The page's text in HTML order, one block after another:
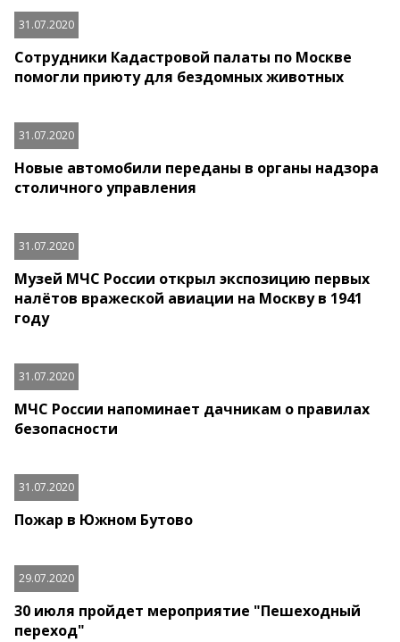
31.07.2020
Сотрудники Кадастровой палаты по Москве
помогли приюту для бездомных животных
31.07.2020
Новые автомобили переданы в органы надзора
столичного управления
31.07.2020
Музей МЧС России открыл экспозицию первых
налётов вражеской авиации на Москву в 1941
году
31.07.2020
МЧС России напоминает дачникам о правилах
безопасности
31.07.2020
Пожар в Южном Бутово
29.07.2020
30 июля пройдет мероприятие "Пешеходный
переход"